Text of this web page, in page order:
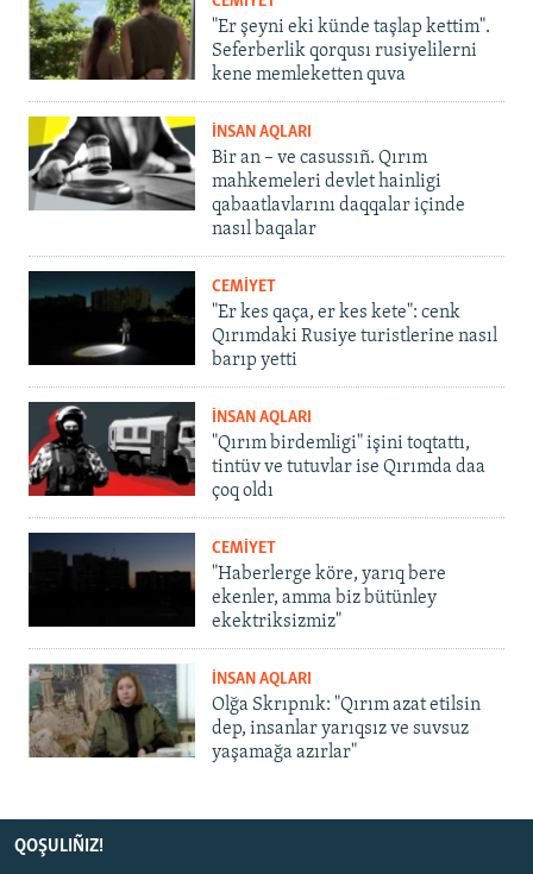
"Er şeyni eki künde taşlap kettim".
Seferberlik qorqusı rusiyelilerni
kene memleketten quva
İNSAN AQLARI
Bir an – ve casussıñ. Qırım
mahkemeleri devlet hainligi
qabaatlavlarını daqqalar içinde
nasıl baqalar
CEMİYET
"Er kes qaça, er kes kete": cenk
Qırımdaki Rusiye turistlerine nasıl
barıp yetti
İNSAN AQLARI
"Qırım birdemligi" işini toqtattı,
tintüv ve tutuvlar ise Qırımda daa
çoq oldı
CEMİYET
"Haberlerge köre, yarıq bere
ekenler, amma biz bütünley
ekektriksizmiz"
İNSAN AQLARI
Olğa Skrıpnık: "Qırım azat etilsin
dep, insanlar yarıqsız ve suvsuz
yaşamağa azırlar"
QOŞULIÑIZ!